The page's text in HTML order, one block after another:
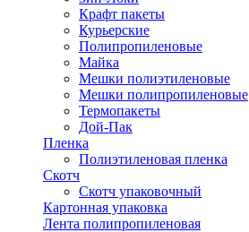
Крафт пакеты
Курьерские
Полипропиленовые
Майка
Мешки полиэтиленовые
Мешки полипропиленовые
Термопакеты
Дой-Пак
Пленка
Полиэтиленовая пленка
Скотч
Скотч упаковочный
Картонная упаковка
Лента полипропиленовая